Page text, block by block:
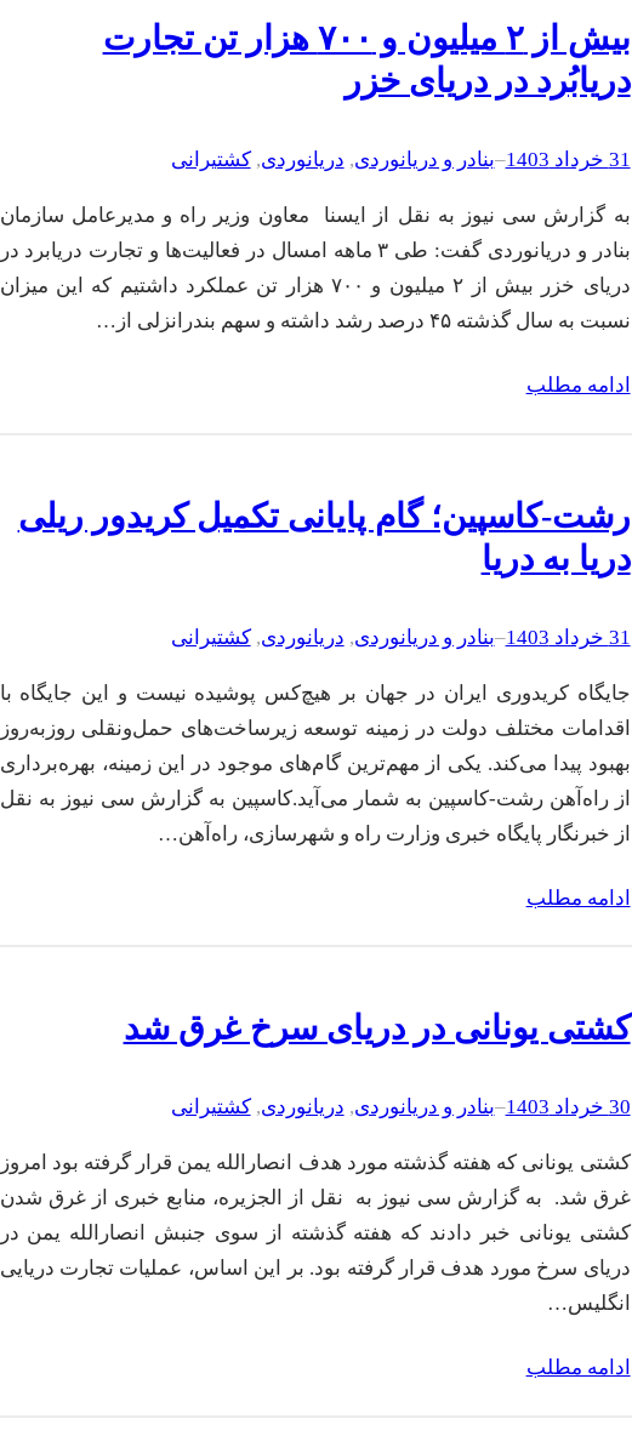
بیش از ۲ میلیون و ۷۰۰ هزار تن تجارت
دریابُرد در دریای خزر
31 خرداد 1403 –بنادر و دریانوردی, دریانوردی, کشتیرانی
به گزارش سی نیوز به نقل از ایسنا معاون وزیر راه و مدیرعامل سازمان
بنادر و دریانوردی گفت: طی ۳ ماهه امسال در فعالیت‌ها و تجارت دریابرد در
دریای خزر بیش از ۲ میلیون و ۷۰۰ هزار تن عملکرد داشتیم که این میزان
نسبت به سال گذشته ۴۵ درصد رشد داشته و سهم بندرانزلی از…
ادامه مطلب
رشت-کاسپین؛ گام پایانی تکمیل کریدور ریلی
دریا به دریا
31 خرداد 1403 –بنادر و دریانوردی, دریانوردی, کشتیرانی
جایگاه کریدوری ایران در جهان بر هیچ‌کس پوشیده نیست و این جایگاه با
اقدامات مختلف دولت در زمینه توسعه زیرساخت‌های حمل‌ونقلی روزبه‌روز
بهبود پیدا می‌کند. یکی از مهم‌ترین گام‌های موجود در این زمینه، بهره‌برداری
از راه‌آهن رشت-کاسپین به شمار می‌آید.کاسپین به گزارش سی نیوز به نقل
از خبرنگار پایگاه خبری وزارت راه و شهرسازی، راه‌آهن…
ادامه مطلب
کشتی یونانی در دریای سرخ غرق شد
30 خرداد 1403 –بنادر و دریانوردی, دریانوردی, کشتیرانی
کشتی یونانی که هفته گذشته مورد هدف انصارالله یمن قرار گرفته بود امروز
غرق شد. به گزارش سی نیوز به نقل از الجزیره، منابع خبری از غرق شدن
کشتی یونانی خبر دادند که هفته گذشته از سوی جنبش انصارالله یمن در
دریای سرخ مورد هدف قرار گرفته بود. بر این اساس، عملیات تجارت دریایی
انگلیس…
ادامه مطلب